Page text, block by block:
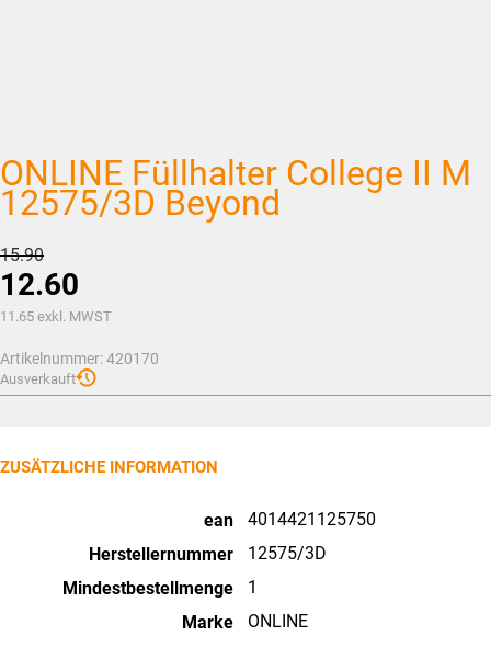
ONLINE Füllhalter College II M
12575/3D Beyond
15.90Ursprünglicher
Preis
war:
12.60
Aktueller
ist:
CHF12.60.
11.65 exkl. MWST
Artikelnummer:420170
Ausverkauft
ZUSÄTZLICHE INFORMATION
ean
4014421125750
Herstellernummer
12575/3D
Mindestbestellmenge
1
Marke
ONLINE